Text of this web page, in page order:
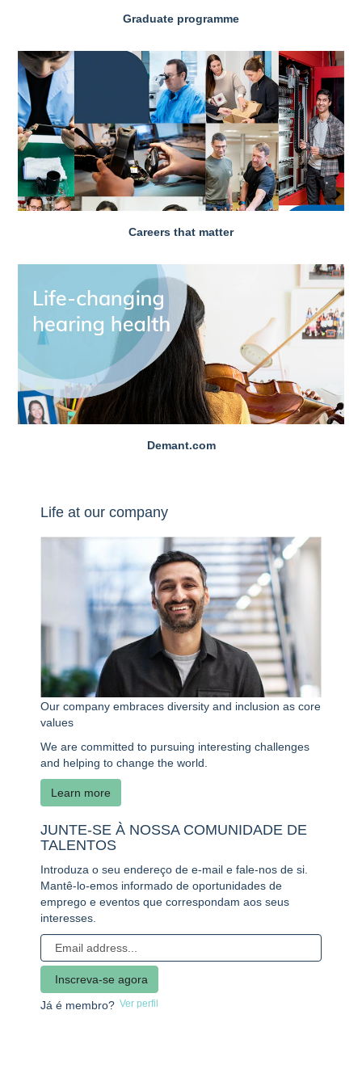
Graduate programme
Careers that matter
Demant.com
Life at our company
Our company embraces diversity and inclusion as core
values
We are committed to pursuing interesting challenges
and helping to change the world.
Learn more
JUNTE-SE À NOSSA COMUNIDADE DE
TALENTOS
Introduza o seu endereço de e-mail e fale-nos de si.
Mantê-lo-emos informado de oportunidades de
emprego e eventos que correspondam aos seus
interesses.
Já é membro? Ver perfil